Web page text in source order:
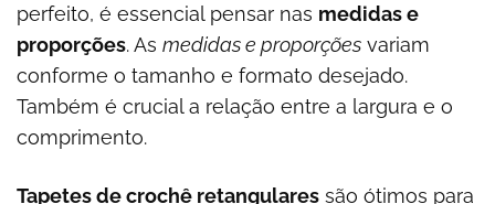
perfeito, é essencial pensar nas medidas e
proporções. As medidas e proporções variam
conforme o tamanho e formato desejado.
Também é crucial a relação entre a largura e o
comprimento.
Tapetes de crochê retangulares são ótimos para